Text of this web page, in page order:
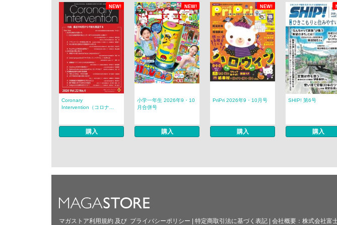
NEW! NEW! NEW!
Coronary
Intervention（コロナ...
購入
小学一年生 2026年9・10
月合併号
購入
PriPri 2026年9・10月号
購入
SHIP! 第6号
購入
マガストア利用規約 及び プライバシーポリシー 特定商取引法に基づく表記 会社概要： 株式会社富